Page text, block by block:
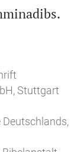
Stuttgart
Deutschlands,